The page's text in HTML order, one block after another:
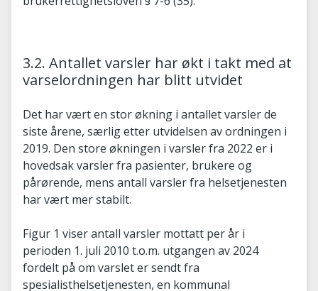
3.2. Antallet varsler har økt i takt med at
varselordningen har blitt utvidet
Det har vært en stor økning i antallet varsler de
siste årene, særlig etter utvidelsen av ordningen i
2019. Den store økningen i varsler fra 2022 er i
hovedsak varsler fra pasienter, brukere og
pårørende, mens antall varsler fra helsetjenesten
har vært mer stabilt.
Figur 1 viser antall varsler mottatt per år i
perioden 1. juli 2010 t.o.m. utgangen av 2024
fordelt på om varslet er sendt fra
spesialisthelsetjenesten, en kommunal